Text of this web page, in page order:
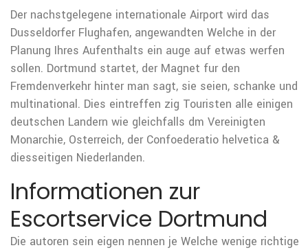
Der nachstgelegene internationale Airport wird das
Dusseldorfer Flughafen, angewandten Welche in der
Planung Ihres Aufenthalts ein auge auf etwas werfen
sollen. Dortmund startet, der Magnet fur den
Fremdenverkehr hinter man sagt, sie seien, schanke und
multinational. Dies eintreffen zig Touristen alle einigen
deutschen Landern wie gleichfalls dm Vereinigten
Monarchie, Osterreich, der Confoederatio helvetica &
diesseitigen Niederlanden.
Informationen zur
Escortservice Dortmund
Die autoren sein eigen nennen je Welche wenige richtige